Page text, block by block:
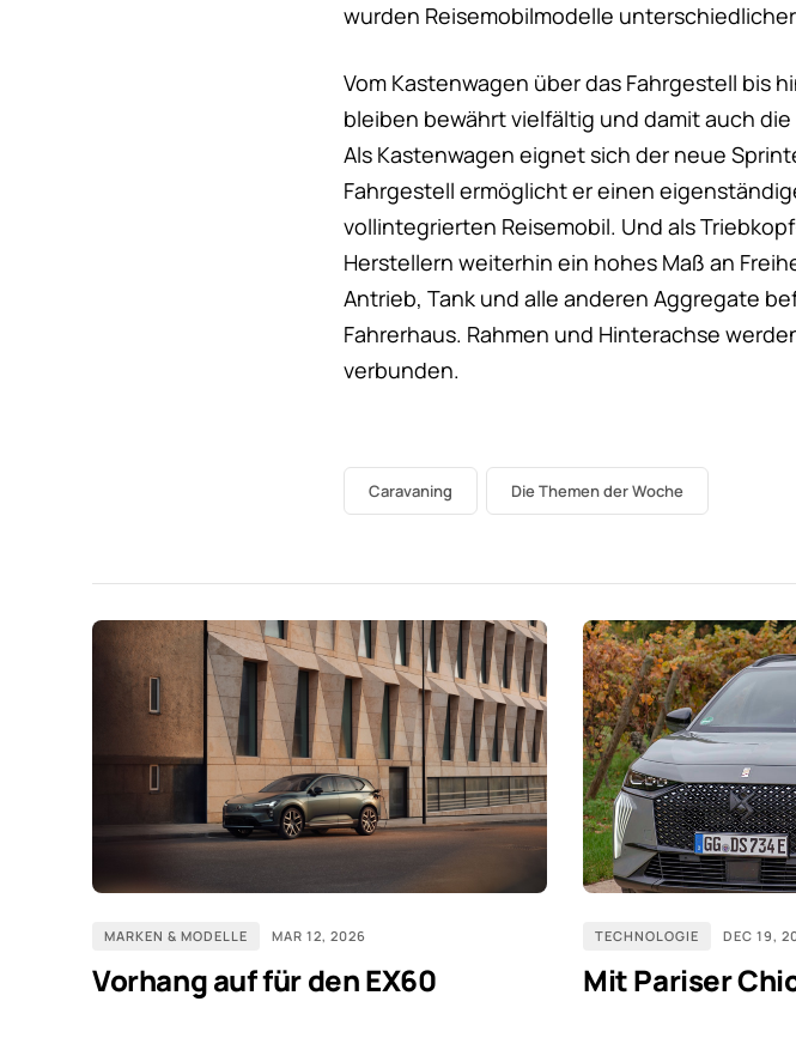
wurden Reisemobilmodelle
Vom Kastenwagen über das Fahrgestell bis
bleiben bewährt vielfältig und damit auch
Als Kastenwagen eignet sich der neue
Fahrgestell ermöglicht er einen
vollintegrierten Reisemobil. Und als
Herstellern weiterhin ein hohes Maß an
Antrieb, Tank und alle anderen Aggregate
Fahrerhaus. Rahmen und Hinterachse
verbunden.
Caravaning Die Themen der Woche
MARKEN & MODELLE MAR 12, 2026
Vorhang auf für den EX60
TECHNOLOGIE DEC 19,
Mit Pariser